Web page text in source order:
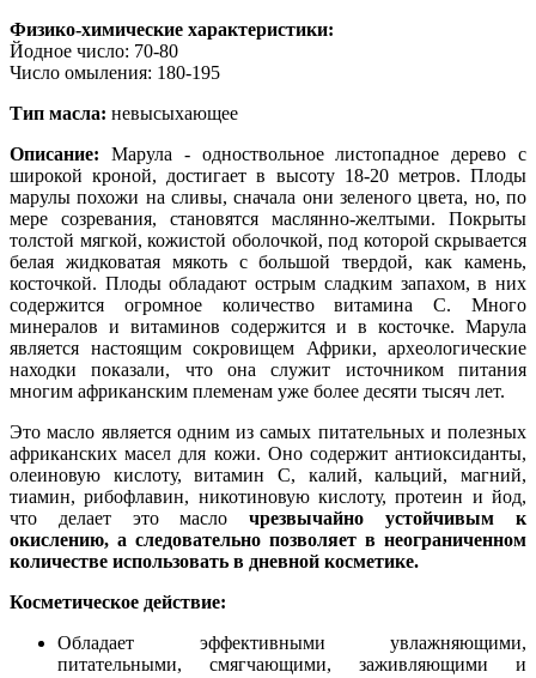
Физико-химические характеристики:
Йодное число: 70-80
Число омыления: 180-195
Тип масла: невысыхающее
Описание: Марула - одноствольное листопадное дерево с
широкой кроной, достигает в высоту 18-20 метров. Плоды
марулы похожи на сливы, сначала они зеленого цвета, но, по
мере созревания, становятся маслянно-желтыми. Покрыты
толстой мягкой, кожистой оболочкой, под которой скрывается
белая жидковатая мякоть с большой твердой, как камень,
косточкой. Плоды обладают острым сладким запахом, в них
содержится огромное количество витамина С. Много
минералов и витаминов содержится и в косточке. Марула
является настоящим сокровищем Африки, археологические
находки показали, что она служит источником питания
многим африканским племенам уже более десяти тысяч лет.
Это масло является одним из самых питательных и полезных
африканских масел для кожи. Оно содержит антиоксиданты,
олеиновую кислоту, витамин С, калий, кальций, магний,
тиамин, рибофлавин, никотиновую кислоту, протеин и йод,
что делает это маслочрезвычайно устойчивым к
окислению, а следовательно позволяет в неограниченном
количестве использовать в дневной косметике.
Косметическое действие:
Обладает эффективными увлажняющими,
питательными, смягчающими, заживляющими и